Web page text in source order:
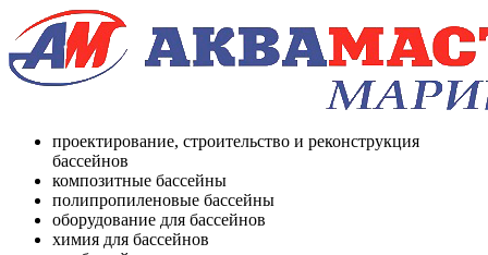
проектирование, строительство и реконструкция
бассейнов
композитные бассейны
полипропиленовые бассейны
оборудование для бассейнов
химия для бассейнов